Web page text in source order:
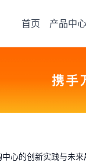
首页 产品中心
心的创新实践与未来